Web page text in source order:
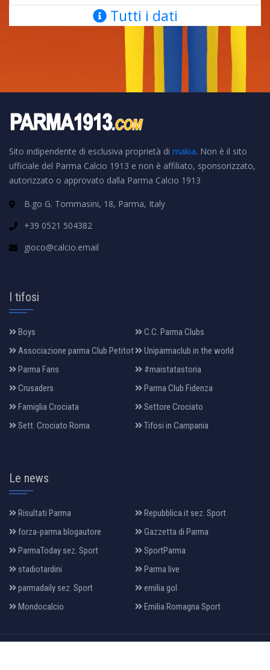
Tutti i dati
Sito indipendente di esclusiva proprietà di makia. Non è il sito
ufficiale del Parma Calcio 1913 e non è affiliato, sponsorizzato,
autorizzato o approvato dalla Parma Calcio 1913
B.go G. Tommasini, 18, Parma, Italy
+39 0521 504382
gioco@calcio.email
I tifosi
Boys
C.C. Parma Clubs
Associazione parma Club Petitot
Uniparmaclub in the world
Parma Fans
#maistatastoria
Crusaders
Parma Club Fidenza
Famiglia Crociata
Settore Crociato
Sett. Crociato Roma
Tifosi in Campania
Le news
Risultati Parma
Repubblica.it sez. Sport
forza-parma blogautore
Gazzetta di Parma
ParmaToday sez. Sport
SportParma
stadiotardini
Parma live
parmadaily sez. Sport
emilia gol
Mondocalcio
Emilia Romagna Sport